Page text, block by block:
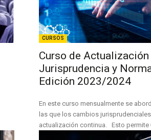
CURSOS
Curso de
Jurisprudencia y
Edición 2023/2024
En este curso mensualmente se
las que los cambios
actualización continua. Esto